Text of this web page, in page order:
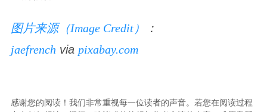
图片来源（Image Credit）
：
jaefrench via pixabay.com
感谢您的阅读！我们非常重视每一位读者的声音。若您在阅读过程